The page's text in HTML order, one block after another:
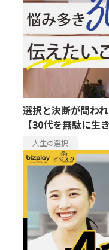
選択と決断が問わ
【30代を無駄に生
人生の選択